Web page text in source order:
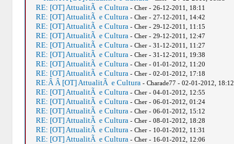
RE: [OT] AttualitÃ e Cultura - Cher - 26-12-2011, 18:11
RE: [OT] AttualitÃ e Cultura - Cher - 27-12-2011, 14:42
RE: [OT] AttualitÃ e Cultura - Cher - 29-12-2011, 11:15
RE: [OT] AttualitÃ e Cultura - Cher - 29-12-2011, 12:47
RE: [OT] AttualitÃ e Cultura - Cher - 31-12-2011, 11:27
RE: [OT] AttualitÃ e Cultura - Cher - 31-12-2011, 19:38
RE: [OT] AttualitÃ e Cultura - Cher - 01-01-2012, 11:20
RE: [OT] AttualitÃ e Cultura - Cher - 02-01-2012, 17:18
RE:Â Â [OT] AttualitÃ e Cultura - Charade77 - 02-01-2012, 18:12
RE: [OT] AttualitÃ e Cultura - Cher - 04-01-2012, 12:55
RE: [OT] AttualitÃ e Cultura - Cher - 06-01-2012, 01:24
RE: [OT] AttualitÃ e Cultura - Cher - 06-01-2012, 15:12
RE: [OT] AttualitÃ e Cultura - Cher - 08-01-2012, 18:28
RE: [OT] AttualitÃ e Cultura - Cher - 10-01-2012, 11:31
RE: [OT] AttualitÃ e Cultura - Cher - 16-01-2012, 12:06